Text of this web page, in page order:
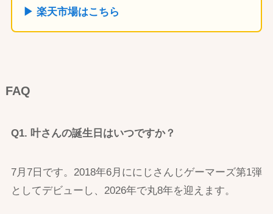
▶ 楽天市場はこちら
FAQ
Q1. 叶さんの誕生日はいつですか？
7月7日です。2018年6月ににじさんじゲーマーズ第1弾
としてデビューし、2026年で丸8年を迎えます。